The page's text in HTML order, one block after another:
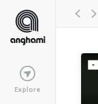
Explore